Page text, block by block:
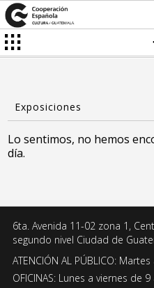
Lo sentimos, no hemos
día.
6ta. Avenida 11-02 zona 1,
segundo nivel Ciudad de
ATENCIÓN AL PÚBLICO:
OFICINAS: Lunes a viernes de